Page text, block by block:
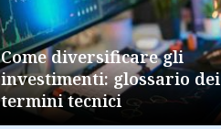
Come diversificare gli
investimenti: glossario dei
termini tecnici